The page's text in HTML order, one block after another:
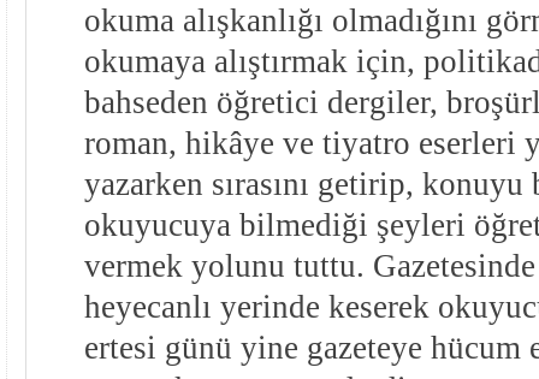
okuma alışkanlığı olmadığını
okumaya alıştırmak için,
bahseden öğretici dergiler,
roman, hikâye ve tiyatro eserleri
yazarken sırasını getirip, konuyu
okuyucuya bilmediği şeyleri
vermek yolunu tuttu.
heyecanlı yerinde keserek
ertesi günü yine gazeteye